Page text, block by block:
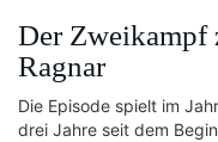
Der Zweikampf
Ragnar
Die Episode spielt im
drei Jahre seit dem